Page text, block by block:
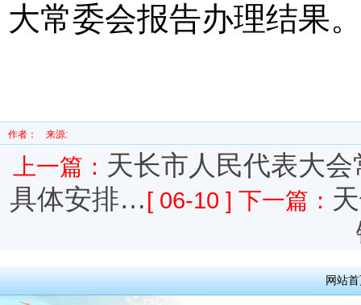
大常委会报告办理结果
作者： 来源:
上一篇： 天长市人民代表大
具体安排…[ 06-10 ] 下一篇：
网站